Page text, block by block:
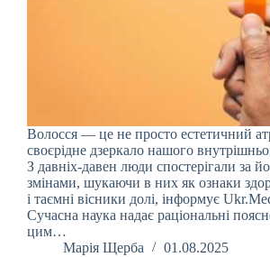
Волосся — це не просто естетичний
своєрідне дзеркало нашого
З давніх-давен люди спостерігали за
змінами, шукаючи в них як ознаки
і таємні вісники долі, інформує
Сучасна наука надає раціональні
цим…
Марія Щерба
01.08.2025